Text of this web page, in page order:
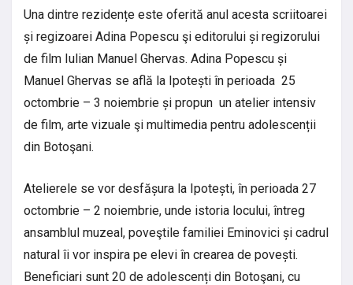
Una dintre rezidențe este oferită anul acesta scriitoarei
și regizoarei Adina Popescu şi editorului și regizorului
de film Iulian Manuel Ghervas. Adina Popescu și
Manuel Ghervas se află la Ipotești în perioada 25
octombrie – 3 noiembrie și propun un atelier intensiv
de film, arte vizuale şi multimedia pentru adolescenții
din Botoşani.
Atelierele se vor desfășura la Ipotești, în perioada 27
octombrie – 2 noiembrie, unde istoria locului, întreg
ansamblul muzeal, poveştile familiei Eminovici și cadrul
natural îi vor inspira pe elevi în crearea de povești.
Beneficiari sunt 20 de adolescenți din Botoşani, cu